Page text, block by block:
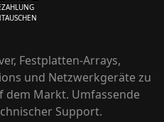
Festplatten-Arrays,
und Netzwerkgeräte zu
dem Markt. Umfassende
Support.